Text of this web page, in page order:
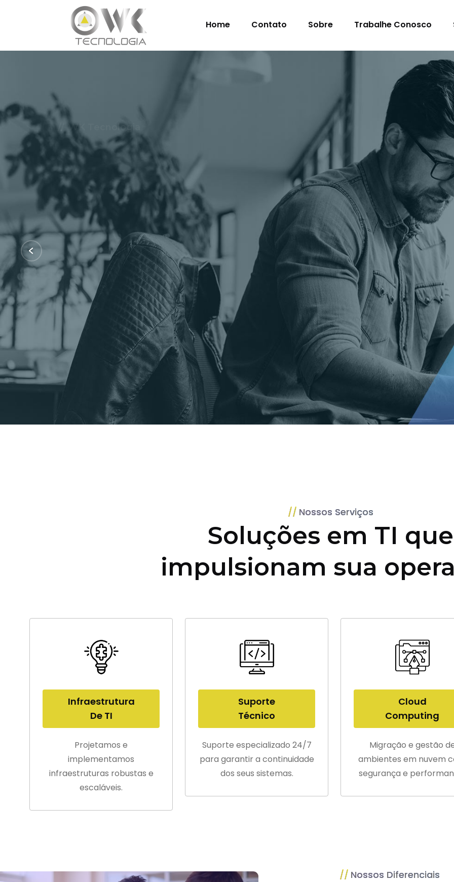
Home Contato Sobre Trabalhe Conosco
WK Tecnologia
Soluções Para
Nuvem.
Certificações: AWS Partner, Microsoft Gold
Fale Conosco
Nossos Serviços
Soluções em TI que
impulsionam sua
Infraestrutura
De TI
Projetamos e
implementamos
infraestruturas robustas e
escaláveis.
Suporte
Técnico
Suporte especializado 24/7
para garantir a continuidade
dos seus sistemas.
Cloud
Computing
Migração e gestão
ambientes em nuvem
segurança e
Nossos Diferenciais